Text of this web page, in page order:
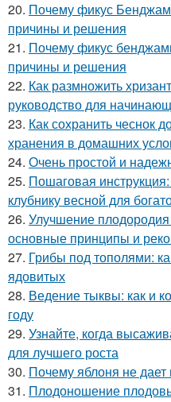
20. Почему фикус
причины и решения
21. Почему фикус
причины и решения
22. Как размножить
руководство для
23. Как сохранить чеснок
хранения в домашних
24. Очень простой и
25. Пошаговая инструкция:
клубнику весной для
26. Улучшение
основные принципы и
27. Грибы под тополями:
ядовитых
28. Ведение тыквы: как и
году
29. Узнайте, когда
для лучшего роста
30. Почему яблоня не дает
31. Плодоношение